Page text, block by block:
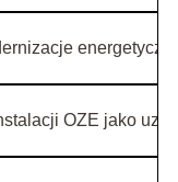
OZE jako